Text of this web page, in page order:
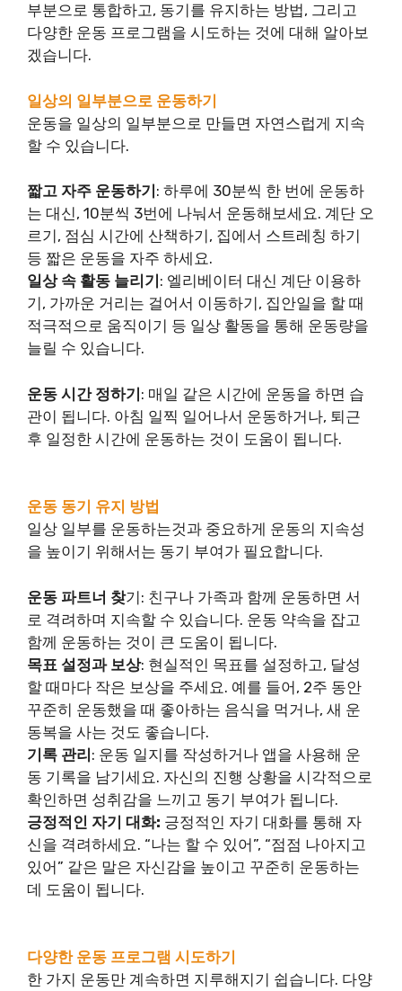
부분으로 통합하고, 동기를 유지하는 방법, 그리고
다양한 운동 프로그램을 시도하는 것에 대해 알아보
겠습니다.
일상의 일부분으로 운동하기
운동을 일상의 일부분으로 만들면 자연스럽게 지속
할 수 있습니다.
짧고 자주 운동하기 : 하루에 30분씩 한 번에 운동하
는 대신, 10분씩 3번에 나눠서 운동해보세요. 계단 오
르기, 점심 시간에 산책하기, 집에서 스트레칭 하기
등 짧은 운동을 자주 하세요.
일상 속 활동 늘리기 : 엘리베이터 대신 계단 이용하
기, 가까운 거리는 걸어서 이동하기, 집안일을 할 때
적극적으로 움직이기 등 일상 활동을 통해 운동량을
늘릴 수 있습니다.
운동 시간 정하기: 매일 같은 시간에 운동을 하면 습
관이 됩니다. 아침 일찍 일어나서 운동하거나, 퇴근
후 일정한 시간에 운동하는 것이 도움이 됩니다.
운동 동기 유지 방법
일상 일부를 운동하는것과 중요하게 운동의 지속성
을 높이기 위해서는 동기 부여가 필요합니다.
운동 파트너 찾기: 친구나 가족과 함께 운동하면 서
로 격려하며 지속할 수 있습니다. 운동 약속을 잡고
함께 운동하는 것이 큰 도움이 됩니다.
목표 설정과 보상: 현실적인 목표를 설정하고, 달성
할 때마다 작은 보상을 주세요. 예를 들어, 2주 동안
꾸준히 운동했을 때 좋아하는 음식을 먹거나, 새 운
동복을 사는 것도 좋습니다.
기록 관리: 운동 일지를 작성하거나 앱을 사용해 운
동 기록을 남기세요. 자신의 진행 상황을 시각적으로
확인하면 성취감을 느끼고 동기 부여가 됩니다.
긍정적인 자기 대화: 긍정적인 자기 대화를 통해 자
신을 격려하세요. “나는 할 수 있어”, “점점 나아지고
있어” 같은 말은 자신감을 높이고 꾸준히 운동하는
데 도움이 됩니다.
다양한 운동 프로그램 시도하기
한 가지 운동만 계속하면 지루해지기 쉽습니다. 다양